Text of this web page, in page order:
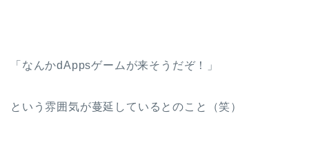
「なんかdAppsゲームが来そうだぞ！」
という雰囲気が蔓延しているとのこと（笑）